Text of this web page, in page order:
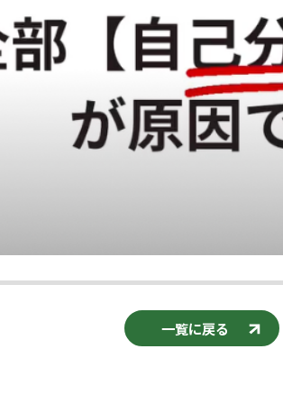
一覧に戻る